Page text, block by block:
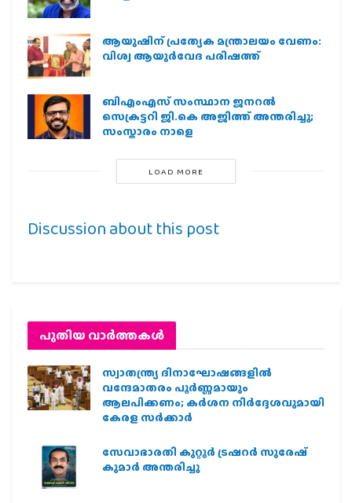
ആയുഷിന് പ്രത്യേക മന്ത്രാലയം വേണം:
വിശ്വ ആയുര്‍വേദ പരിഷത്ത്
ബിഎംഎസ് സംസ്ഥാന ജനറൽ
സെക്രട്ടറി ജി.കെ അജിത്ത് അന്തരിച്ചു;
സംസ്കാരം നാളെ
LOAD MORE
Discussion about this post
പുതിയ വാര്‍ത്തകള്‍
സ്വാതന്ത്ര്യ ദിനാഘോഷങ്ങളിൽ
വന്ദേമാതരം പൂർണ്ണമായും
ആലപിക്കണം; കർശന നിർദ്ദേശവുമായി
കേരള സർക്കാർ
സേവാഭാരതി കുറ്റൂർ ട്രഷറർ സുരേഷ്
കുമാർ അന്തരിച്ചു